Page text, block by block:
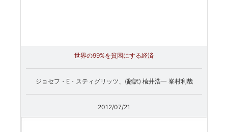
世界の99%を貧困にする経済
ジョセフ・E・スティグリッツ、(翻訳) 楡井浩一 峯村利哉
2012/07/21